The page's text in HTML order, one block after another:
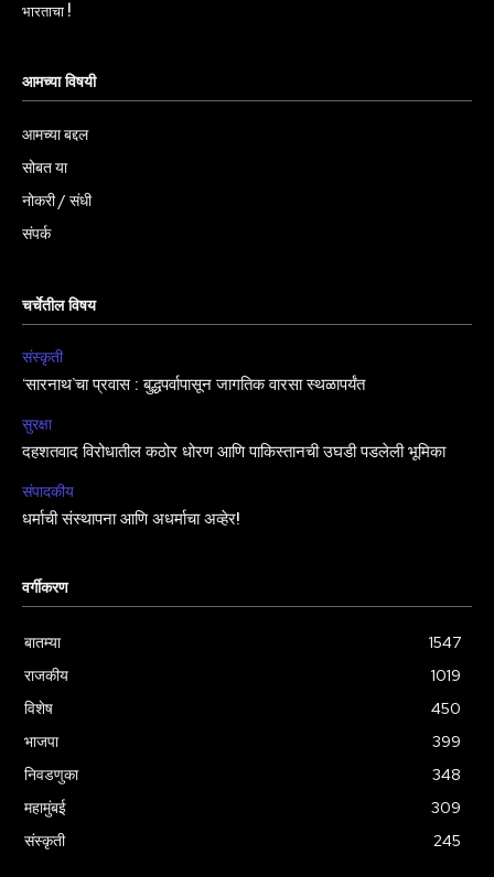
भारताचा !
आमच्या विषयी
आमच्या बद्दल
सोबत या
नोकरी / संधी
संपर्क
चर्चेतील विषय
संस्कृती
‘सारनाथ’चा प्रवास : बुद्धपर्वापासून जागतिक वारसा स्थळापर्यंत
सुरक्षा
दहशतवाद विरोधातील कठोर धोरण आणि पाकिस्तानची उघडी पडलेली भूमिका
संपादकीय
धर्माची संस्थापना आणि अधर्माचा अव्हेर!
वर्गीकरण
बातम्या
1547
राजकीय
1019
विशेष
450
भाजपा
399
निवडणुका
348
महामुंबई
309
संस्कृती
245